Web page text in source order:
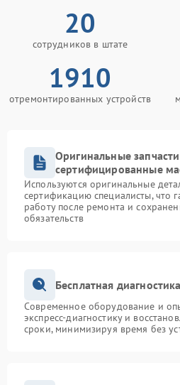
20
сотрудников в штате
1910
отремонтированных устройств
Оригинальные
сертифицированные
Используются оригинальные
сертификацию специалисты, что
работу после ремонта и
обязательств
Бесплатная
Современное оборудование и
экспресс-диагностику и
сроки, минимизируя время без